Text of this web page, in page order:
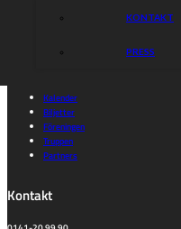
KONTAKT
PRESS
Speedway
Kalender
Biljetter
Föreningen
Truppen
Partners
Kontakt